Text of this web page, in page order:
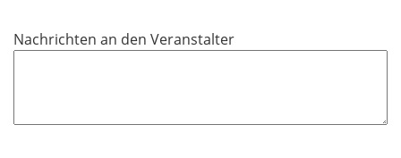
l
Nachrichten an den Veranstalter